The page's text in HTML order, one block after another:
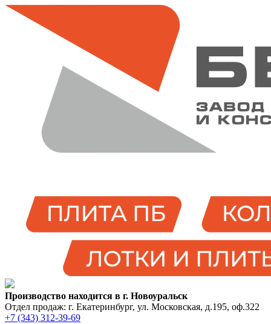
Производство находится в г. Новоуральск
Отдел продаж: г. Екатеринбург, ул. Московская, д.195, оф.322
+7 (343) 312-39-69